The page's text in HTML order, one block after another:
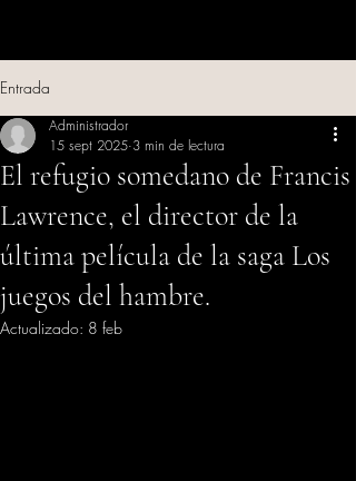
Entrada
El refugio somedano de Francis
Lawrence, el director de la
última película de la saga Los
juegos del hambre.
Administrador
15 sept 2025 3 min de lectura
Actualizado: 8 feb